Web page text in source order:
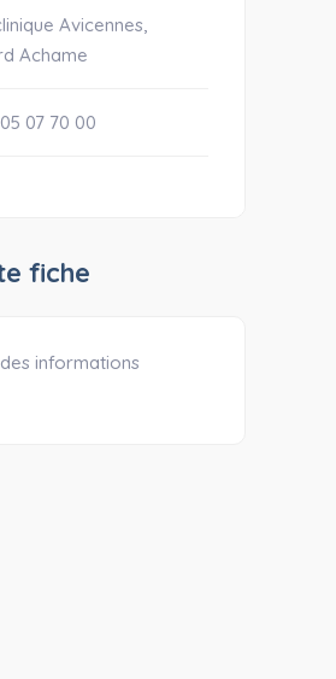
Avicennes,
Achame
07 70 00
fiche
informations